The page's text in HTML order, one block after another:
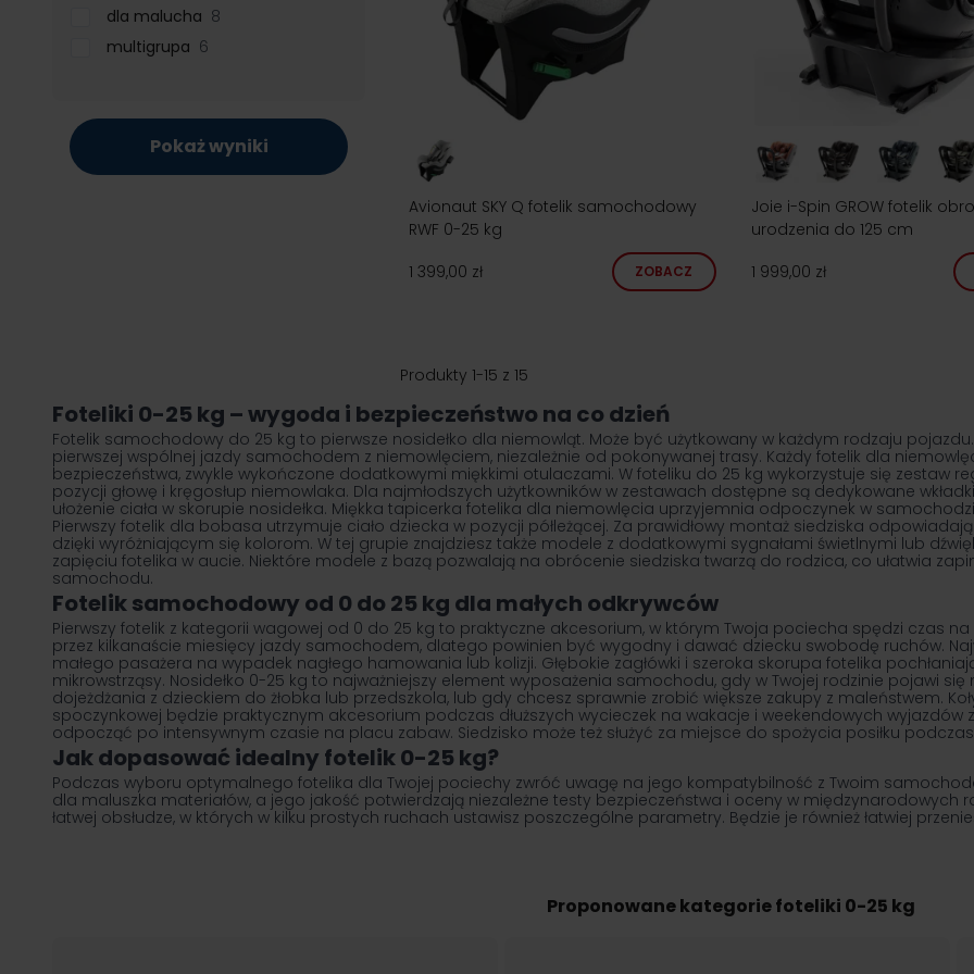
dla malucha 8
multigrupa 6
Pokaż wyniki
Avionaut SKY Q fotelik samochodowy
RWF 0-25 kg
1 399,00 zł
ZOBACZ
Joie i-Spin GROW fotelik
urodzenia do 125 cm
1 999,00 zł
Produkty 1-15 z 15
Foteliki 0-25 kg – wygoda i bezpieczeństwo na co dzień
Fotelik samochodowy do 25 kg to pierwsze nosidełko dla niemowląt. Może być użytkowany w każdym rodzaju
pierwszej wspólnej jazdy samochodem z niemowlęciem, niezależnie od pokonywanej trasy. Każdy fotelik dla
bezpieczeństwa, zwykle wykończone dodatkowymi miękkimi otulaczami. W foteliku do 25 kg wykorzystuje się zestaw
pozycji głowę i kręgosłup niemowlaka. Dla najmłodszych użytkowników w zestawach dostępne są dedykowane
ułożenie ciała w skorupie nosidełka. Miękka tapicerka fotelika dla niemowlęcia uprzyjemnia odpoczynek w
Pierwszy fotelik dla bobasa utrzymuje ciało dziecka w pozycji półleżącej. Za prawidłowy montaż siedziska
dzięki wyróżniającym się kolorom. W tej grupie znajdziesz także modele z dodatkowymi sygnałami świetlnymi lub
zapięciu fotelika w aucie. Niektóre modele z bazą pozwalają na obrócenie siedziska twarzą do rodzica, co ułatwia
samochodu.
Fotelik samochodowy od 0 do 25 kg dla małych odkrywców
Pierwszy fotelik z kategorii wagowej od 0 do 25 kg to praktyczne akcesorium, w którym Twoja pociecha spędzi czas
przez kilkanaście miesięcy jazdy samochodem, dlatego powinien być wygodny i dawać dziecku swobodę ruchów.
małego pasażera na wypadek nagłego hamowania lub kolizji. Głębokie zagłówki i szeroka skorupa fotelika
mikrowstrząsy. Nosidełko 0-25 kg to najważniejszy element wyposażenia samochodu, gdy w Twojej rodzinie pojawi
dojeżdżania z dzieckiem do żłobka lub przedszkola, lub gdy chcesz sprawnie zrobić większe zakupy z maleństwem.
spoczynkowej będzie praktycznym akcesorium podczas dłuższych wycieczek na wakacje i weekendowych wyjazdów
odpocząć po intensywnym czasie na placu zabaw. Siedzisko może też służyć za miejsce do spożycia posiłku
Jak dopasować idealny fotelik 0-25 kg?
Podczas wyboru optymalnego fotelika dla Twojej pociechy zwróć uwagę na jego kompatybilność z Twoim
dla maluszka materiałów, a jego jakość potwierdzają niezależne testy bezpieczeństwa i oceny w międzynarodowych
łatwej obsłudze, w których w kilku prostych ruchach ustawisz poszczególne parametry. Będzie je również łatwiej
Proponowane kategorie foteliki 0-25 kg